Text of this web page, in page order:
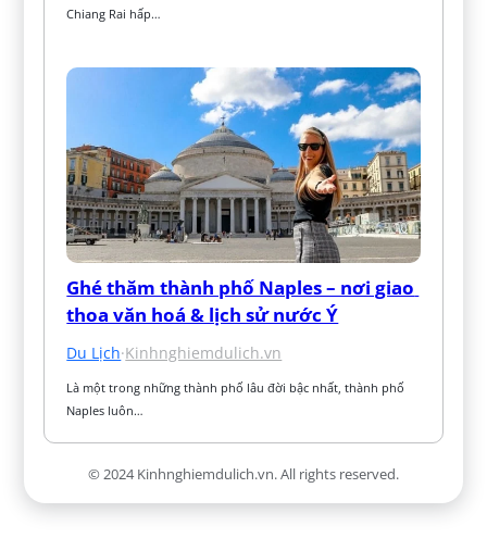
Chiang Rai hấp…
Ghé thăm thành phố Naples – nơi giao
thoa văn hoá & lịch sử nước Ý
Du Lịch·Kinhnghiemdulich.vn
Là một trong những thành phố lâu đời bậc nhất, thành phố
Naples luôn…
© 2024 Kinhnghiemdulich.vn. All rights reserved.